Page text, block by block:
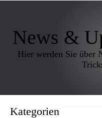
News &
Hier werden Sie über
Kategorien